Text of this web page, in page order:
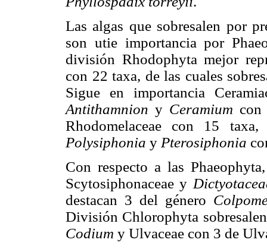
Las algas que sobresalen por
son utie importancia por
división Rhodophyta mejor
con 22 taxa, de las cuales
Sigue en importancia
Antithamnion y Ceramium con
Rhodomelaceae con 15
Polysiphonia y Pterosiphonia
Con respecto a las
Scytosiphonaceae y
destacan 3 del género
División Chlorophyta
Codium y Ulvaceae con 3 de